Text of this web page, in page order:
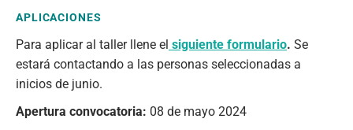
APLICACIONES
Para aplicar al taller llene el siguiente formulario. Se
estará contactando a las personas seleccionadas a
inicios de junio.
Apertura convocatoria: 08 de mayo 2024